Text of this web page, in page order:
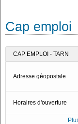
Cap emploi
CAP EMPLOI - TARN
Adresse géopostale
Horaires d'ouverture